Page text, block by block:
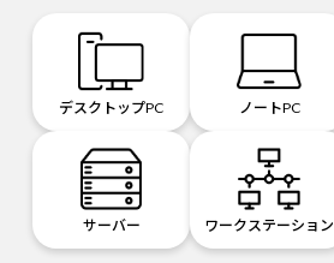
デスクトップPC ノートPC
サーバー ワークステーション